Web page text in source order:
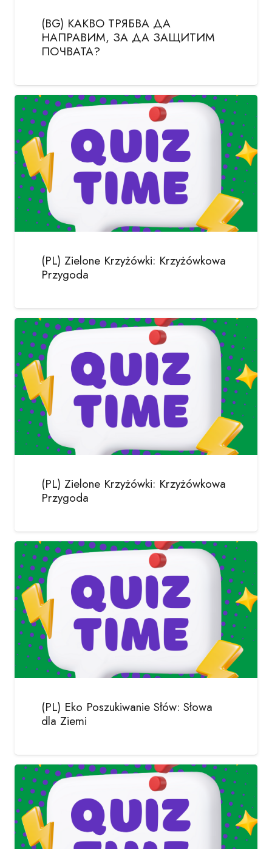
(BG) КАКВО ТРЯБВА ДА
НАПРАВИМ, ЗА ДА ЗАЩИТИМ
ПОЧВАТА?
(PL) Zielone Krzyżówki: Krzyżówkowa
Przygoda
(PL) Zielone Krzyżówki: Krzyżówkowa
Przygoda
(PL) Eko Poszukiwanie Słów: Słowa
dla Ziemi